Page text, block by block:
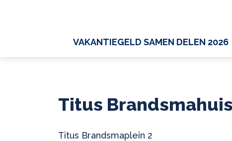
VAKANTIEGELD SAMEN DELEN 2026
Titus Brandsmahuis
Titus Brandsmaplein 2